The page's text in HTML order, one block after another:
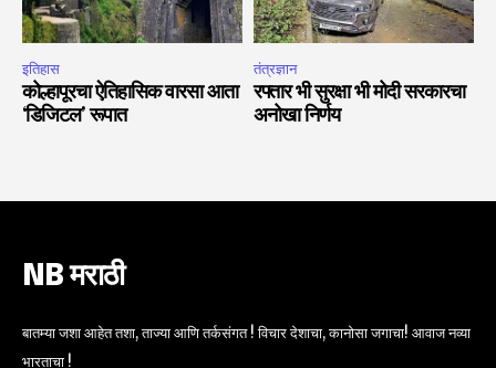
इतिहास
कोल्हापूरचा ऐतिहासिक वारसा आता
‘डिजिटल’ रूपात
तंत्रज्ञान
रफ्तार भी सुरक्षा भी मोदी सरकारचा
अनोखा निर्णय
NB मराठी
बातम्या जशा आहेत तशा, ताज्या आणि तर्कसंगत ! विचार देशाचा, कानोसा जगाचा! आवाज नव्या
भारताचा !